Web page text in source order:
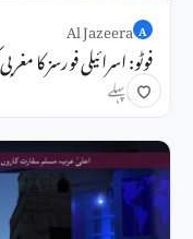
A
Al Jazeera
فوٹو: اسرائیلی فورسز کا
2 دن پہلے